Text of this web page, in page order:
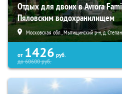
Отдых для двоих в Avrora
Пяловским водохранилищем
Московская обл., Мытищинский р-н, д.
от 1426 руб.
до60600руб.